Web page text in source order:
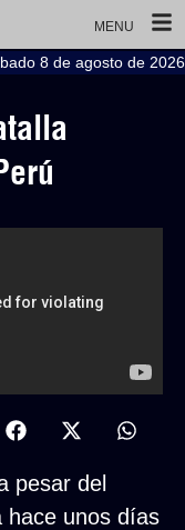
MENU
8 de agosto de 2026
pesar del
hace unos días